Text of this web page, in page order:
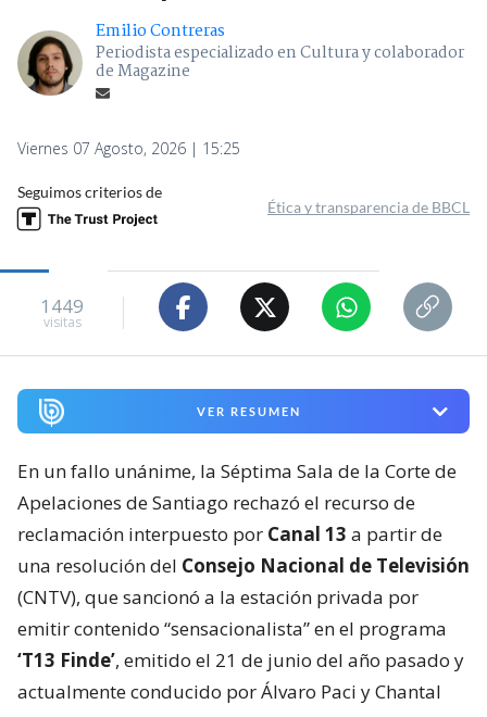
Emilio Contreras
Periodista especializado en Cultura y colaborador
de Magazine
Viernes 07 Agosto, 2026 | 15:25
Seguimos criterios de
Ética y transparencia de BBCL
1449
visitas
VER RESUMEN
En un fallo unánime, la Séptima Sala de la Corte de
Apelaciones de Santiago rechazó el recurso de
reclamación interpuesto por Canal 13 a partir de
una resolución del Consejo Nacional de Televisión
(CNTV), que sancionó a la estación privada por
emitir contenido “sensacionalista” en el programa
‘T13 Finde’, emitido el 21 de junio del año pasado y
actualmente conducido por Álvaro Paci y Chantal